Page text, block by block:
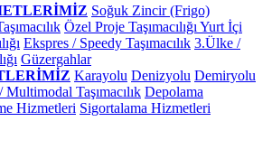
Soğuk Zincir (Frigo)
Özel Proje Taşımacılığı Yurt İçi
Ekspres / Speedy Taşımacılık 3.Ülke /
Güzergahlar
Karayolu Denizyolu Demiryolu
Taşımacılık Depolama
Hizmetleri Sigortalama Hizmetleri